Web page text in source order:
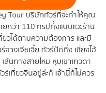
Tour บริษัททัวร์ที่จะทำให้คุณ
กว่า 110 ทริปทั้งแบบแวะร้าน
ยวได้ตามความต้องการ และมี
างเจียเจี้ย ทัวร์ปักกิ่ง เซี่ยงไฮ้
ส้นทางสายไหม หุบเขาเทวดา
เที่ยวจีนอยู่ล่ะก็ เจ้านี้ก็ไม่ควร